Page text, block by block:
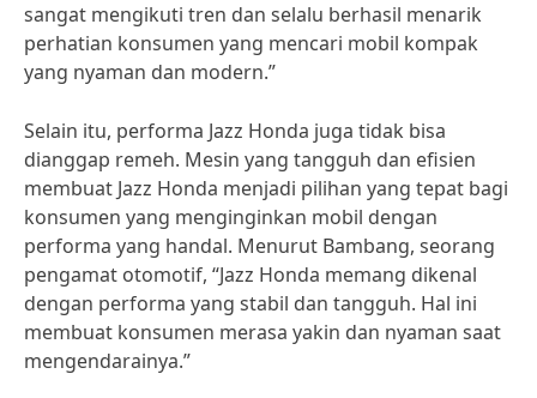
sangat mengikuti tren dan selalu berhasil menarik
perhatian konsumen yang mencari mobil kompak
yang nyaman dan modern.”
Selain itu, performa Jazz Honda juga tidak bisa
dianggap remeh. Mesin yang tangguh dan efisien
membuat Jazz Honda menjadi pilihan yang tepat bagi
konsumen yang menginginkan mobil dengan
performa yang handal. Menurut Bambang, seorang
pengamat otomotif, “Jazz Honda memang dikenal
dengan performa yang stabil dan tangguh. Hal ini
membuat konsumen merasa yakin dan nyaman saat
mengendarainya.”